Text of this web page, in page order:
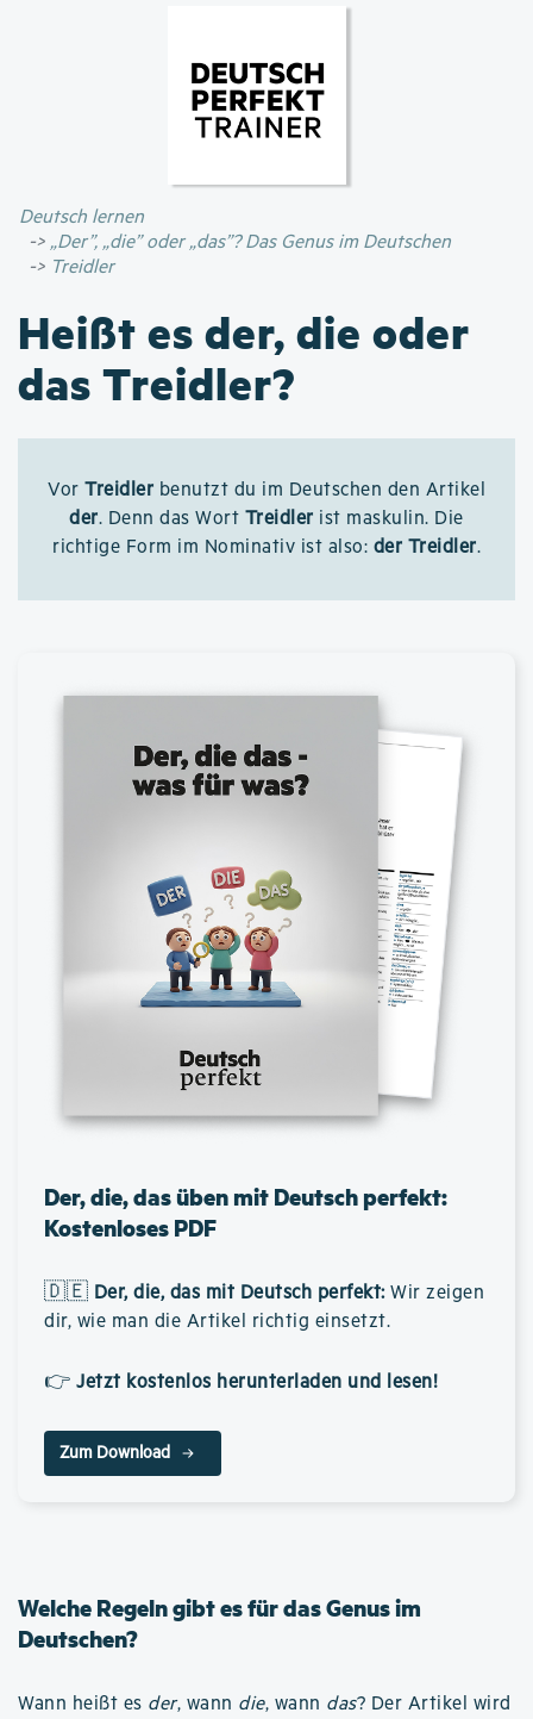
Inhalt
Deutsch lernen
„Der”, „die” oder „das”? Das Genus im Deutschen
Treidler
Heißt es der, die oder
das Treidler?
Vor Treidler benutzt du im Deutschen den Artikel
der. Denn das Wort Treidler ist maskulin. Die
richtige Form im Nominativ ist also: der Treidler.
Der, die, das üben mit Deutsch perfekt:
Kostenloses PDF
🇩🇪 Der, die, das mit Deutsch perfekt: Wir zeigen
dir, wie man die Artikel richtig einsetzt.
👉 Jetzt kostenlos herunterladen und lesen!
Zum Download
Welche Regeln gibt es für das Genus im
Deutschen?
Wann heißt es der, wann die, wann das? Der Artikel wird